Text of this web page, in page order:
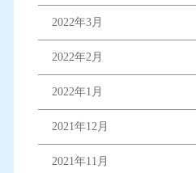
2022年3月
2022年2月
2022年1月
2021年12月
2021年11月